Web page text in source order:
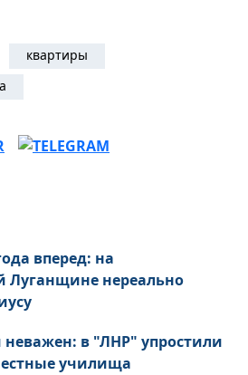
квартиры
вперед: на
Луганщине нереально
в "ЛНР" упростили
училища